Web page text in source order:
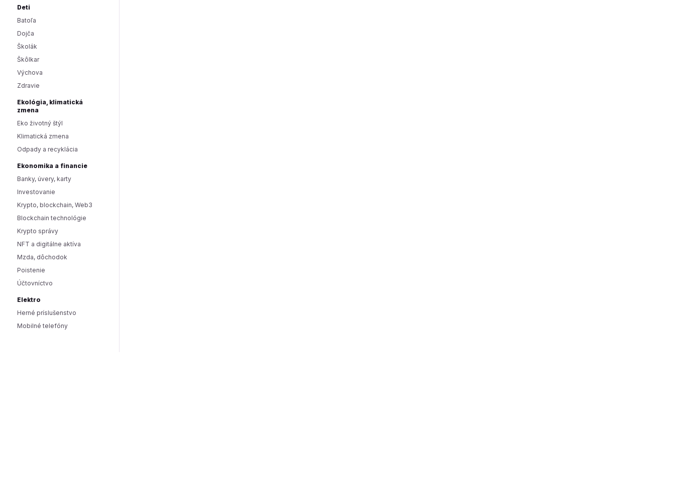
Deti
Batoľa
Dojča
Školák
Škôlkar
Výchova
Zdravie
Ekológia, klimatická
zmena
Eko životný štýl
Klimatická zmena
Odpady a recyklácia
Ekonomika a financie
Banky, úvery, karty
Investovanie
Krypto, blockchain, Web3
Blockchain technológie
Krypto správy
NFT a digitálne aktíva
Mzda, dôchodok
Poistenie
Účtovníctvo
Elektro
Herné príslušenstvo
Mobilné telefóny